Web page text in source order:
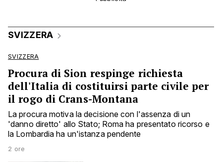
SVIZZERA
SVIZZERA
Procura di Sion respinge richiesta
dell'Italia di costituirsi parte civile per
il rogo di Crans-Montana
La procura motiva la decisione con l'assenza di un
'danno diretto' allo Stato; Roma ha presentato ricorso e
la Lombardia ha un'istanza pendente
2 ore